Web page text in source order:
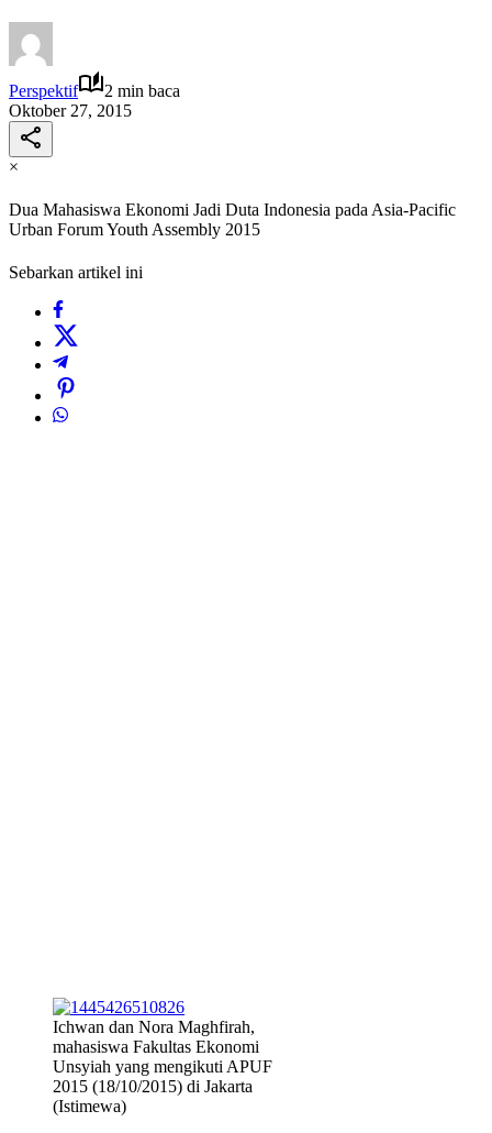
Perspektif
2 min baca
Oktober 27, 2015
×
Dua Mahasiswa Ekonomi Jadi Duta Indonesia pada Asia-Pacific
Urban Forum Youth Assembly 2015
Sebarkan artikel ini
Ichwan dan Nora Maghfirah,
mahasiswa Fakultas Ekonomi
Unsyiah yang mengikuti APUF
2015 (18/10/2015) di Jakarta
(Istimewa)